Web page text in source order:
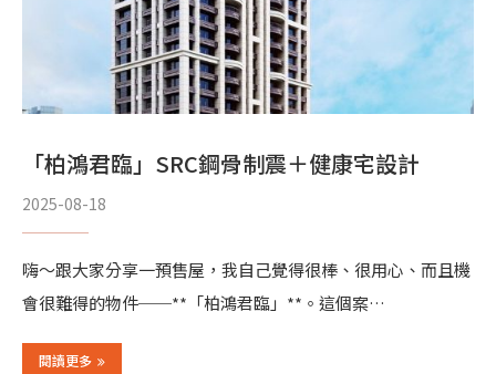
「柏鴻君臨」SRC鋼骨制震＋健康宅設計
2025-08-18
嗨～跟大家分享一預售屋，我自己覺得很棒、很用心、而且機
會很難得的物件──**「柏鴻君臨」**。這個案…
閱讀更多